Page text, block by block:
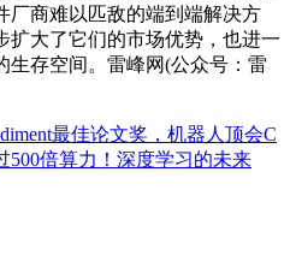
厂商难以匹敌的端到端解决方
扩大了它们的市场优势，也进一
生存空间。雷峰网(公众号：雷
最佳论文奖，机器人顶会C
500倍算力！深度学习的未来